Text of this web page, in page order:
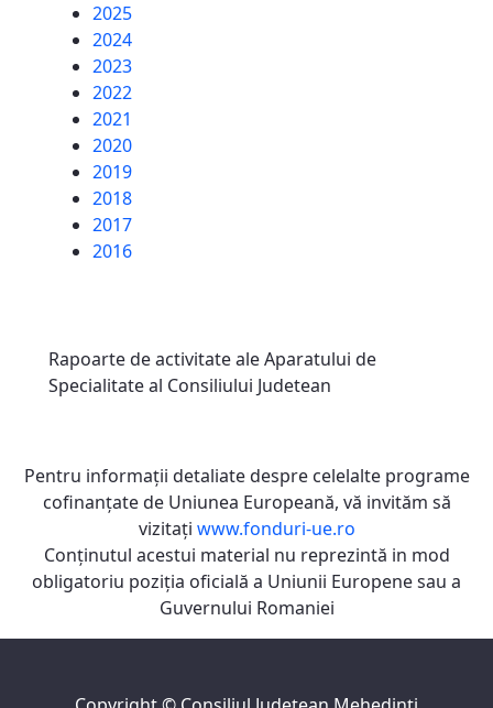
2025
2024
2023
2022
2021
2020
2019
2018
2017
2016
Rapoarte de activitate ale Aparatului de
Specialitate al Consiliului Judetean
Pentru informaţii detaliate despre celelalte programe
cofinanţate de Uniunea Europeană, vă invităm să
vizitaţi www.fonduri-ue.ro
Conţinutul acestui material nu reprezintă in mod
obligatoriu poziţia oficială a Uniunii Europene sau a
Guvernului Romaniei